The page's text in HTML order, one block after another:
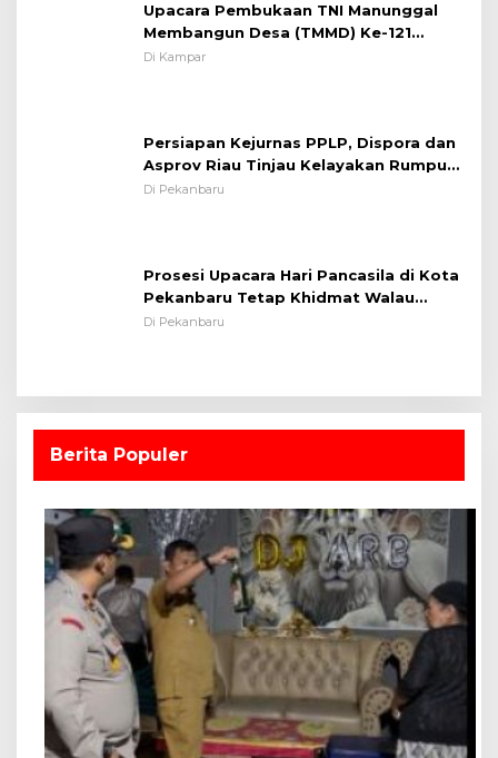
Upacara Pembukaan TNI Manunggal
Membangun Desa (TMMD) Ke-121
Kodim 0313/KPR Tahun 2024) ?
Di Kampar
Persiapan Kejurnas PPLP, Dispora dan
Asprov Riau Tinjau Kelayakan Rumput
Lapangan Sepakbola
Di Pekanbaru
Prosesi Upacara Hari Pancasila di Kota
Pekanbaru Tetap Khidmat Walau
Dalam Ruangan
Di Pekanbaru
Berita Populer